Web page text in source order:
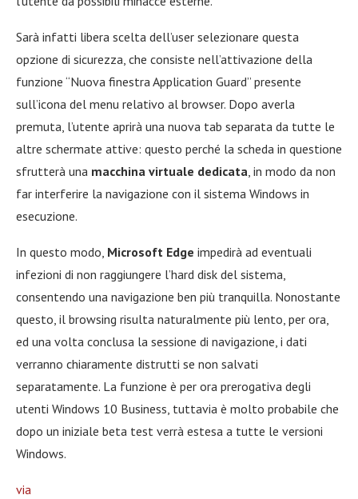
Sarà infatti libera scelta dell’user selezionare questa
opzione di sicurezza, che consiste nell’attivazione della
funzione “Nuova finestra Application Guard” presente
sull’icona del menu relativo al browser. Dopo averla
premuta, l’utente aprirà una nuova tab separata da tutte le
altre schermate attive: questo perché la scheda in questione
sfrutterà una macchina virtuale dedicata, in modo da non
far interferire la navigazione con il sistema Windows in
esecuzione.
In questo modo, Microsoft Edge impedirà ad eventuali
infezioni di non raggiungere l’hard disk del sistema,
consentendo una navigazione ben più tranquilla. Nonostante
questo, il browsing risulta naturalmente più lento, per ora,
ed una volta conclusa la sessione di navigazione, i dati
verranno chiaramente distrutti se non salvati
separatamente. La funzione è per ora prerogativa degli
utenti Windows 10 Business, tuttavia è molto probabile che
dopo un iniziale beta test verrà estesa a tutte le versioni
Windows.
via